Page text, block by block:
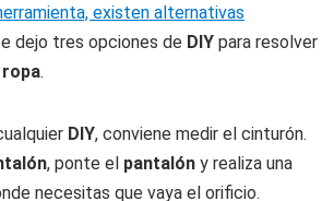
existen alternativas
dejo tres opciones de DIY para resolver
ropa.
DIY, conviene medir el cinturón.
, ponte el pantalón y realiza una
necesitas que vaya el orificio.